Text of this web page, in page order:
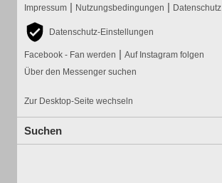
Impressum | Nutzungsbedingungen | Datenschutz
Datenschutz-Einstellungen
Facebook - Fan werden | Auf Instagram folgen
Über den Messenger suchen
Zur Desktop-Seite wechseln
Suchen